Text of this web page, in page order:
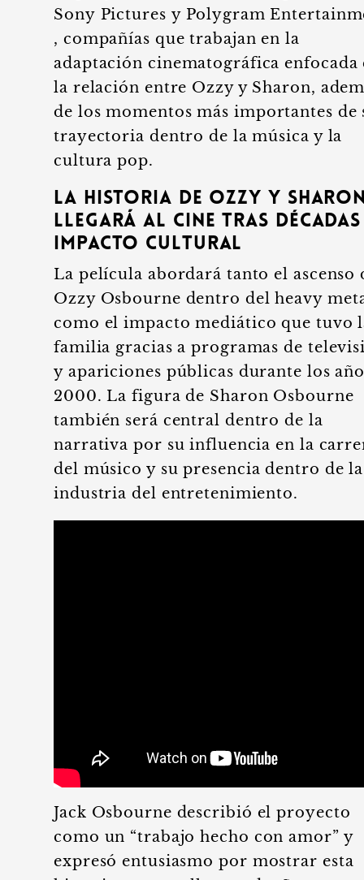
Sony Pictures y Polygram
, compañías que trabajan en la
adaptación cinematográfica enfocada
la relación entre Ozzy y Sharon,
de los momentos más importantes de
trayectoria dentro de la música y la
cultura pop.
La historia de Ozzy y
llegará al cine tras décadas
impacto cultural
La película abordará tanto el ascenso
Ozzy Osbourne dentro del heavy
como el impacto mediático que tuvo
familia gracias a programas de
y apariciones públicas durante los
2000. La figura de Sharon Osbourne
también será central dentro de la
narrativa por su influencia en la
del músico y su presencia dentro de la
industria del entretenimiento.
Jack Osbourne describió el proyecto
como un “trabajo hecho con amor” y
expresó entusiasmo por mostrar esta